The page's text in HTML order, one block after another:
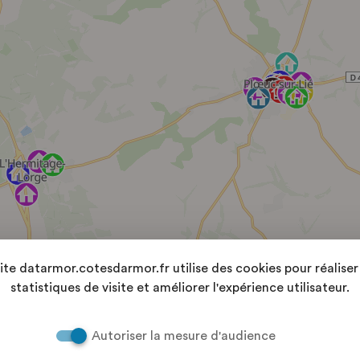
datarmor.cotesdarmor.fr utilise des cookies pour réaliser
statistiques de visite et améliorer l'expérience utilisateur.
Autoriser la mesure d'audience